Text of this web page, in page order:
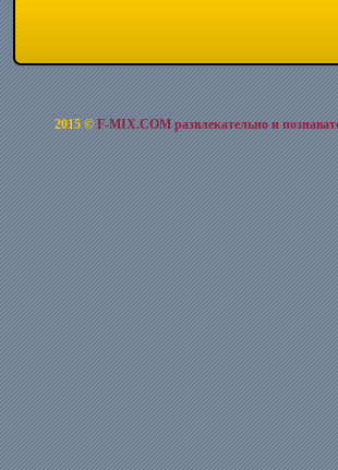
2015 ©F-MIX.COM развлекательно и